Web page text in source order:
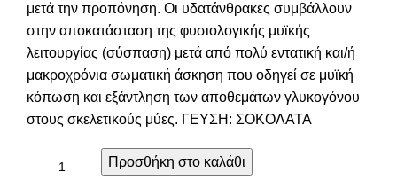
μετά την προπόνηση. Οι υδατάνθρακες συμβάλλουν
στην αποκατάσταση της φυσιολογικής μυϊκής
λειτουργίας (σύσπαση) μετά από πολύ εντατική και/ή
μακροχρόνια σωματική άσκηση που οδηγεί σε μυϊκή
κόπωση και εξάντληση των αποθεμάτων γλυκογόνου
στους σκελετικούς μύες. ΓΕΥΣΗ: ΣΟΚΟΛΑΤΑ
Προσθήκη στο καλάθι